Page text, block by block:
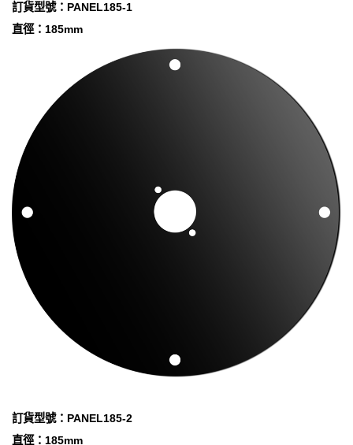
訂貨型號：PANEL185-1
直徑：185mm
訂貨型號：PANEL185-2
直徑：185mm